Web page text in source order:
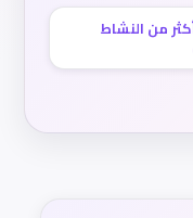
أكثر من النشاط